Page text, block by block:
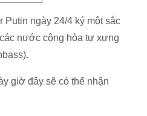
ngày 24/4 ký một sắc
nước cộng hòa tự xưng
giờ đây sẽ có thể nhận